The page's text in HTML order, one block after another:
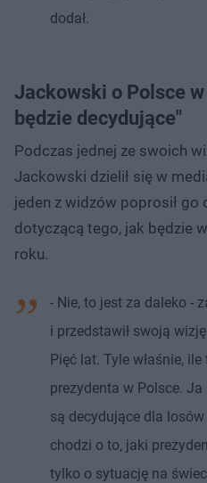
dodał.
Jackowski o Polsce
będzie decydujące"
Podczas jednej ze swoich
Jackowski dzielił się w
jeden z widzów poprosił go
dotyczącą tego, jak będzie
roku.
- Nie, to jest za daleko -
i przedstawił swoją
Pięć lat. Tyle właśnie,
prezydenta w Polsce.
są decydujące dla
chodzi o to, jaki
tylko o sytuację na